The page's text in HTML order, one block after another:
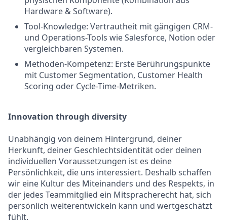
Hardware & Software).
Tool-Knowledge: Vertrautheit mit gängigen CRM-
und Operations-Tools wie Salesforce, Notion oder
vergleichbaren Systemen.
Methoden-Kompetenz: Erste Berührungspunkte
mit Customer Segmentation, Customer Health
Scoring oder Cycle-Time-Metriken.
Innovation through diversity
Unabhängig von deinem Hintergrund, deiner
Herkunft, deiner Geschlechtsidentität oder deinen
individuellen Voraussetzungen ist es deine
Persönlichkeit, die uns interessiert. Deshalb schaffen
wir eine Kultur des Miteinanders und des Respekts, in
der jedes Teammitglied ein Mitspracherecht hat, sich
persönlich weiterentwickeln kann und wertgeschätzt
fühlt.